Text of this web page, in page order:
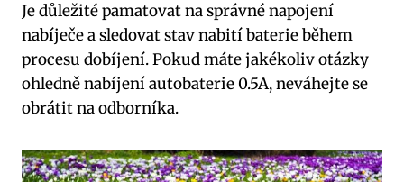
Je důležité pamatovat na správné napojení
nabíječe a sledovat stav nabití baterie během
procesu dobíjení. Pokud máte jakékoliv otázky
ohledně nabíjení autobaterie 0.5A, neváhejte se
obrátit na odborníka.